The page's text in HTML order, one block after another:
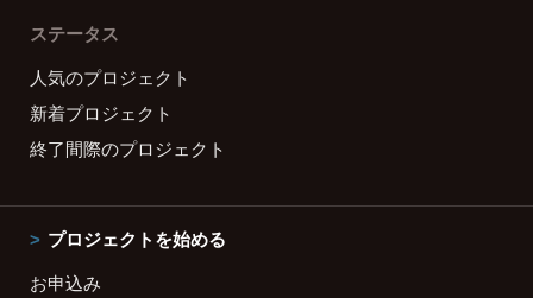
ステータス
人気のプロジェクト
新着プロジェクト
終了間際のプロジェクト
プロジェクトを始める
お申込み